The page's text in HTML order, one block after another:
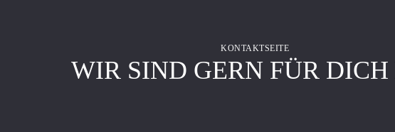
KONTAKTSEITE
WIR SIND GERN FÜR